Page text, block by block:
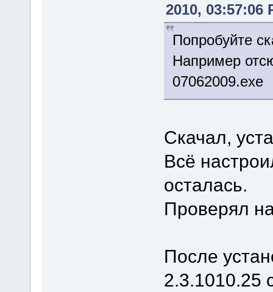
2010, 03:57:06
Попробуйте
Например
07062009.exe
Скачал,
Всё
осталась.
Проверял
После
2.3.1010.25